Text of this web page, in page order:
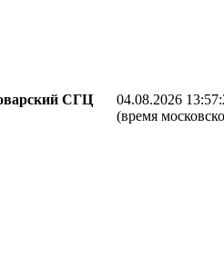
СГЦ
04.08.2026
(время